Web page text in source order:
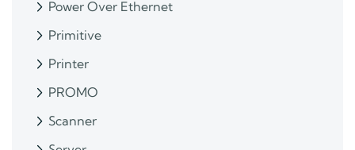
Power Over Ethernet
Primitive
Printer
PROMO
Scanner